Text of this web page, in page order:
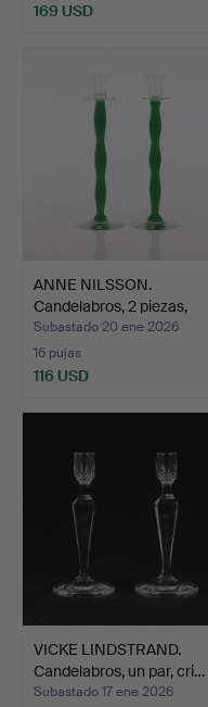
169 USD
ANNE NILSSON.
Candelabros, 2 piezas,
«Cele…
Subastado 20 ene 2026
16 pujas
116 USD
VICKE LINDSTRAND.
Candelabros, un par, cri…
Subastado 17 ene 2026